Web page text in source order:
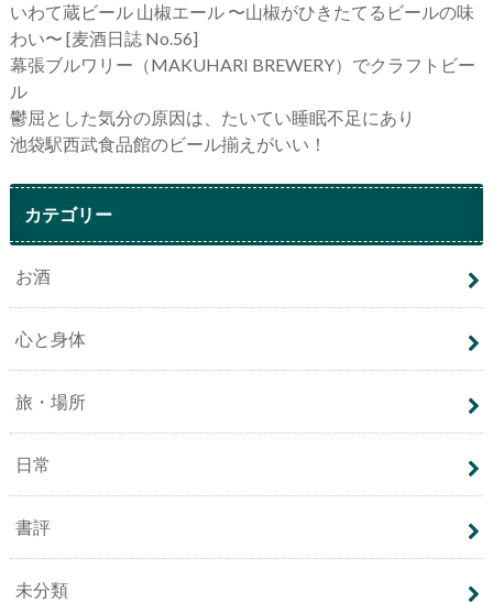
いわて蔵ビール 山椒エール 〜山椒がひきたてるビールの味
わい〜 [麦酒日誌 No.56]
幕張ブルワリー（MAKUHARI BREWERY）でクラフトビー
ル
鬱屈とした気分の原因は、たいてい睡眠不足にあり
池袋駅西武食品館のビール揃えがいい！
カテゴリー
お酒
心と身体
旅・場所
日常
書評
未分類